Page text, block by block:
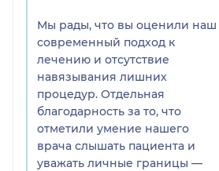
Мы рады, что вы оценили наш
современный подход к
лечению и отсутствие
навязывания лишних
процедур. Отдельная
благодарность за то, что
отметили умение нашего
врача слышать пациента и
уважать личные границы —